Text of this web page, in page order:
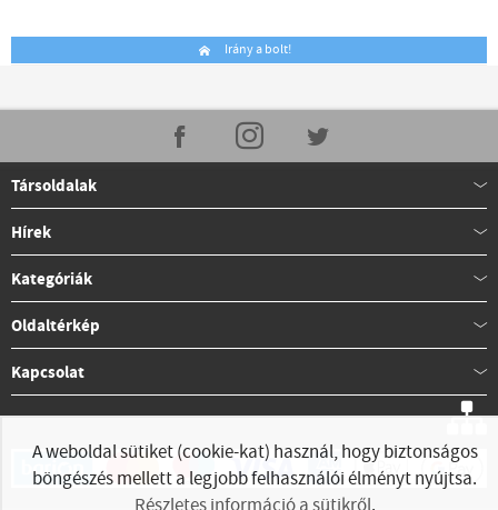
Irány a bolt!
Társoldalak
Hírek
Kategóriák
Oldaltérkép
Kapcsolat
A weboldal sütiket (cookie-kat) használ, hogy biztonságos
böngészés mellett a legjobb felhasználói élményt nyújtsa.